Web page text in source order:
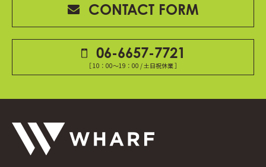
CONTACT FORM
06-6657-7721
［ 10：00～19：00 / 土日祝休業 ］